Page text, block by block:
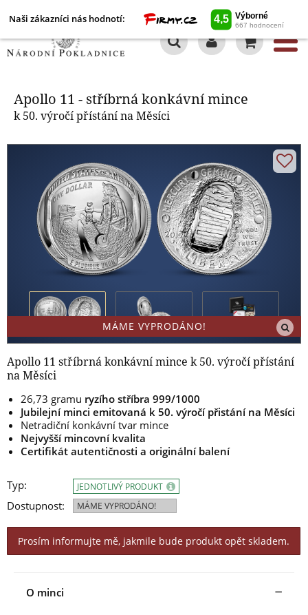
Naši zákazníci nás hodnotí:
Apollo 11 - stříbrná konkávní mince
k 50. výročí přístání na Měsíci
MÁME VYPRODÁNO!
Apollo 11 stříbrná konkávní mince k 50. výročí přístání
na Měsíci
26,73 gramu ryzího stříbra 999/1000
Jubilejní minci emitovaná k 50. výročí přistání na Měsíci
Netradiční konkávní tvar mince
Nejvyšší mincovní kvalita
Certifikát autentičnosti a originální balení
Typ:
Dostupnost:
JEDNOTLIVÝ PRODUKT
MÁME VYPRODÁNO!
Prosím informujte mě, jakmile bude produkt opět skladem.
O minci
Apollo 11 - stříbrná konkávní